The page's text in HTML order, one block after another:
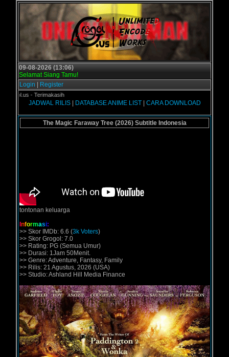
09-08-2026 (13:06)
Selamat Siang Tamu!
Login
Register
- Terimakasih
JADWAL RILIS| DATABASE ANIME LIST| CARA DOWNLOAD
The Magic Faraway Tree (2026) Subtitle Indonesia
tontonan keluarga
nformasi:
>> Skor IMDb: 6.6 (3k Voters)
>> Skor Grogol: 7.0
>> Rating: PG (Semua Umur)
>> Durasi: 1Jam 50Menit.
>> Genre: Adventure, Fantasy, Family
>> Rilis: 21 Agustus, 2026 (USA)
>> Studio: Ashland Hill Media Finance